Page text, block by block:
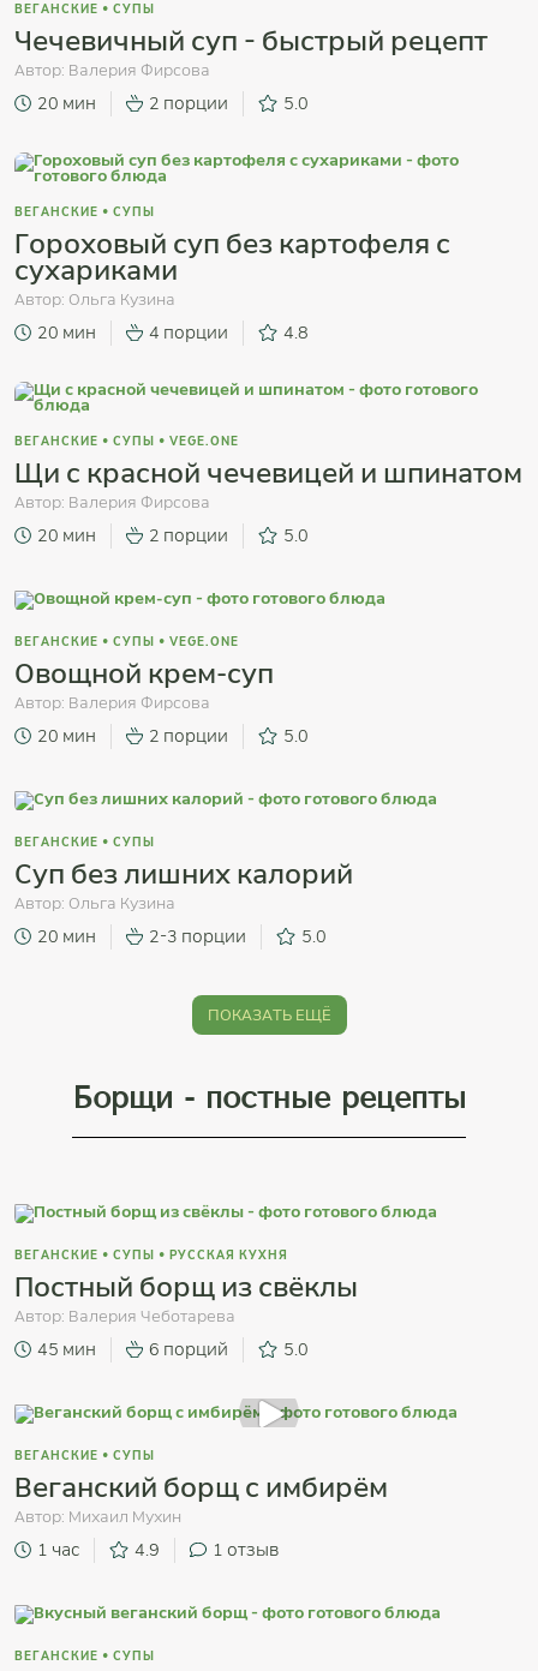
ВЕГАНСКИЕ • СУПЫ
Чечевичный суп - быстрый рецепт
Автор: Валерия Фирсова
20 мин 2 порции 5.0
ВЕГАНСКИЕ • СУПЫ
Гороховый суп без картофеля с
сухариками
Автор: Ольга Кузина
20 мин 4 порции 4.8
ВЕГАНСКИЕ • СУПЫ • VEGE.ONE
Щи с красной чечевицей и шпинатом
Автор: Валерия Фирсова
20 мин 2 порции 5.0
ВЕГАНСКИЕ • СУПЫ • VEGE.ONE
Овощной крем-суп
Автор: Валерия Фирсова
20 мин 2 порции 5.0
ВЕГАНСКИЕ • СУПЫ
Суп без лишних калорий
Автор: Ольга Кузина
20 мин 2-3 порции 5.0
ПОКАЗАТЬ ЕЩЁ
Борщи - постные рецепты
ВЕГАНСКИЕ • СУПЫ • РУССКАЯ КУХНЯ
Постный борщ из свёклы
Автор: Валерия Чеботарева
45 мин 6 порций 5.0
ВЕГАНСКИЕ • СУПЫ
Веганский борщ с имбирём
Автор: Михаил Мухин
1 час 4.9 1 отзыв
ВЕГАНСКИЕ • СУПЫ